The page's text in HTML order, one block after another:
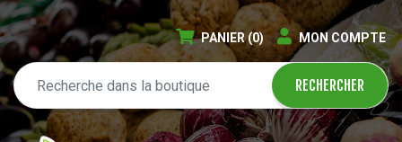
PANIER(0) MON COMPTE